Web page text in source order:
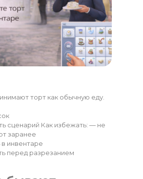
торт как обычную еду.
сценарий Как избежать: — не
заранее
инвентаре
перед разрезанием